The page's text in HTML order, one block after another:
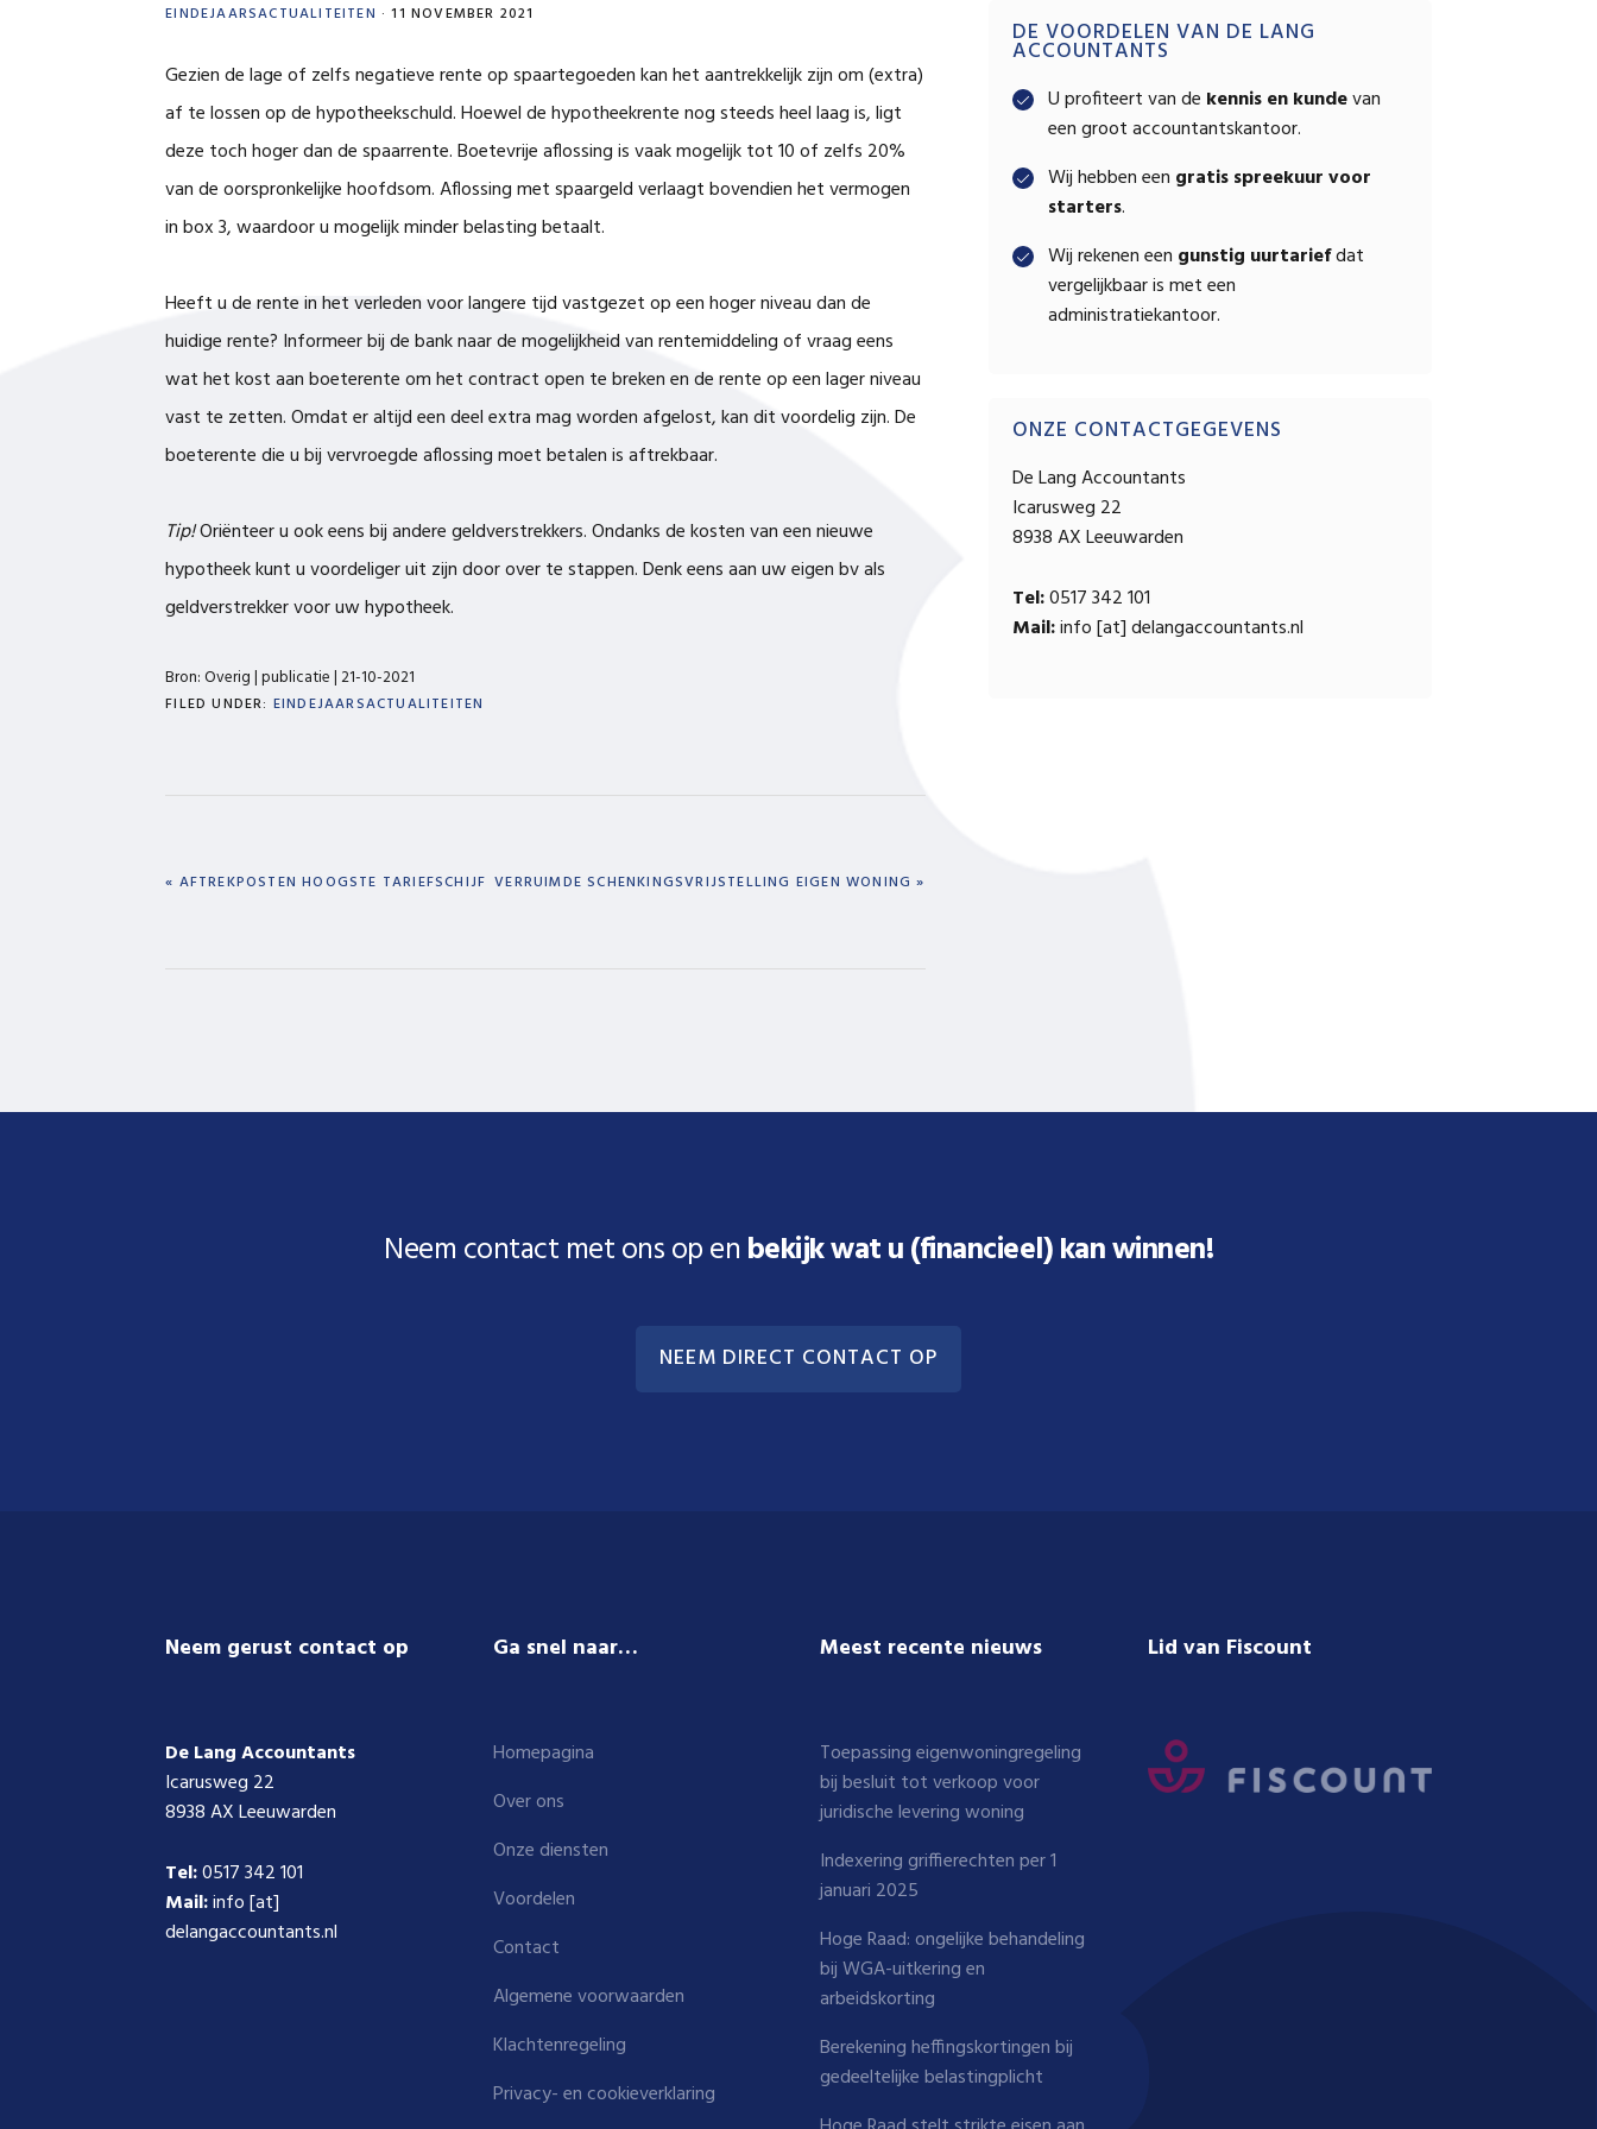
EINDEJAARSACTUALITEITEN · 11 NOVEMBER 2021
Gezien de lage of zelfs negatieve rente op spaartegoeden kan het aantrekkelijk zijn om (extra)
af te lossen op de hypotheekschuld. Hoewel de hypotheekrente nog steeds heel laag is, ligt
deze toch hoger dan de spaarrente. Boetevrije aflossing is vaak mogelijk tot 10 of zelfs 20%
van de oorspronkelijke hoofdsom. Aflossing met spaargeld verlaagt bovendien het vermogen
in box 3, waardoor u mogelijk minder belasting betaalt.
Heeft u de rente in het verleden voor langere tijd vastgezet op een hoger niveau dan de
huidige rente? Informeer bij de bank naar de mogelijkheid van rentemiddeling of vraag eens
wat het kost aan boeterente om het contract open te breken en de rente op een lager niveau
vast te zetten. Omdat er altijd een deel extra mag worden afgelost, kan dit voordelig zijn. De
boeterente die u bij vervroegde aflossing moet betalen is aftrekbaar.
Tip!Oriënteer u ook eens bij andere geldverstrekkers. Ondanks de kosten van een nieuwe
hypotheek kunt u voordeliger uit zijn door over te stappen. Denk eens aan uw eigen bv als
geldverstrekker voor uw hypotheek.
Bron: Overig | publicatie | 21-10-2021
FILED UNDER: EINDEJAARSACTUALITEITEN
PREVIOUS
« AFTREKPOSTEN HOOGSTE TARIEFSCHIJF NEXT
VERRUIMDE SCHENKINGSVRIJSTELLING EIGEN WONING »
Primary
Sidebar
DE VOORDELEN VAN DE LANG
ACCOUNTANTS
U profiteert van de kennis en kundevan
een groot accountantskantoor.
Wij hebben een gratis spreekuur voor
starters.
Wij rekenen een gunstig uurtariefdat
vergelijkbaar is met een
administratiekantoor.
ONZE CONTACTGEGEVENS
De Lang Accountants
Icarusweg 22
8938 AX Leeuwarden
Tel:0517 342 101
Mail:info [at] delangaccountants.nl
Neem contact met ons op en bekijk wat u (financieel) kan winnen!
NEEM DIRECT CONTACT OP
Neem gerust contact op
De Lang Accountants
Icarusweg 22
8938 AX Leeuwarden
Tel:0517 342 101
Mail:info [at]
delangaccountants.nl
Ga snel naar…
Homepagina
Over ons
Onze diensten
Voordelen
Contact
Algemene voorwaarden
Klachtenregeling
Privacy- en cookieverklaring
Meest recente nieuws
Toepassing eigenwoningregeling
bij besluit tot verkoop voor
juridische levering woning
Indexering griffierechten per 1
januari 2025
Hoge Raad: ongelijke behandeling
bij WGA-uitkering en
arbeidskorting
Berekening heffingskortingen bij
gedeeltelijke belastingplicht
Lid van Fiscount